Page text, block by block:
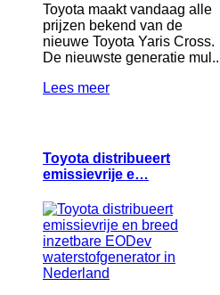
Toyota maakt vandaag alle
prijzen bekend van de
nieuwe Toyota Yaris Cross.
De nieuwste generatie
Lees meer
Toyota distribueert
emissievrije e…